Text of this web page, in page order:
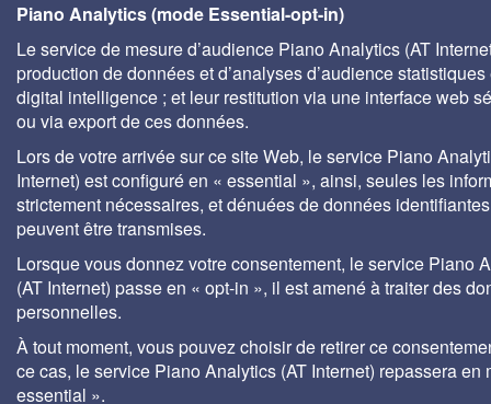
Piano Analytics (mode Essential-opt-in)
Le service de mesure d’audience Piano Analytics (AT
production de données et d’analyses d’audience statistiques
digital intelligence ; et leur restitution via une interface web
ou via export de ces données.
Lors de votre arrivée sur ce site Web, le service Piano
Internet) est configuré en « essential », ainsi, seules les
strictement nécessaires, et dénuées de données
peuvent être transmises.
Lorsque vous donnez votre consentement, le service Piano
(AT Internet) passe en « opt-in », il est amené à traiter des
personnelles.
À tout moment, vous pouvez choisir de retirer ce
ce cas, le service Piano Analytics (AT Internet) repassera en
essential ».